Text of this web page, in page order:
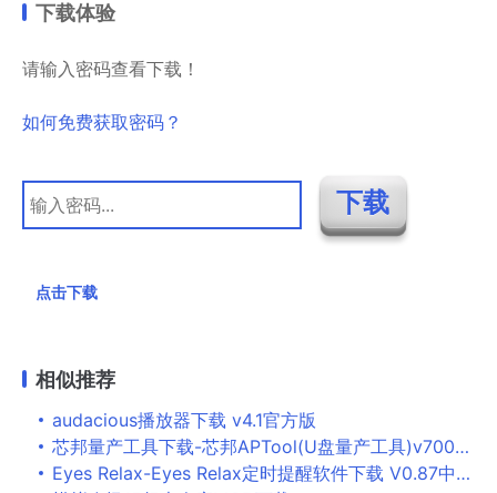
下载体验
请输入密码查看下载！
如何免费获取密码？
点击下载
相似推荐
audacious播放器下载 v4.1官方版
芯邦量产工具下载-芯邦APTool(U盘量产工具)v7000免费版
Eyes Relax-Eyes Relax定时提醒软件下载 V0.87中文绿色版